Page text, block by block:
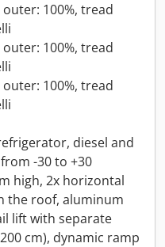
100%, tread
100%, tread
100%, tread
diesel and
-30 to +30
high, 2x horizontal
the roof, aluminum
lift with separate
cm), dynamic ramp